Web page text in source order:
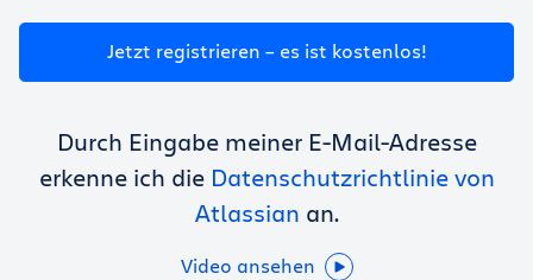
Jetzt registrieren – es ist kostenlos!
Durch Eingabe meiner E-Mail-Adresse
erkenne ich die Datenschutzrichtlinie von
Atlassian an.
Video ansehen